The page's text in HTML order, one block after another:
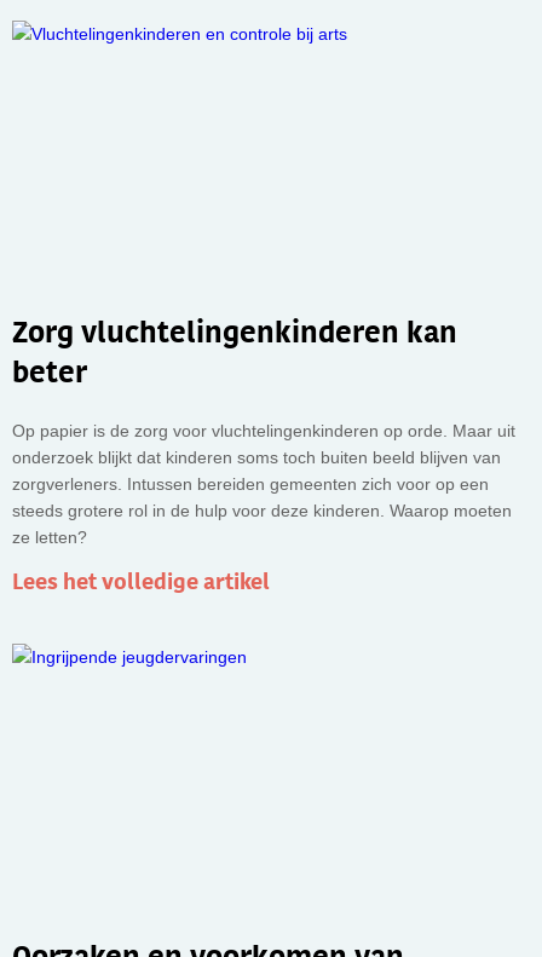
Zorg vluchtelingenkinderen kan
beter
Op papier is de zorg voor vluchtelingenkinderen op orde. Maar uit
onderzoek blijkt dat kinderen soms toch buiten beeld blijven van
zorgverleners. Intussen bereiden gemeenten zich voor op een
steeds grotere rol in de hulp voor deze kinderen. Waarop moeten
ze letten?
Lees het volledige artikel